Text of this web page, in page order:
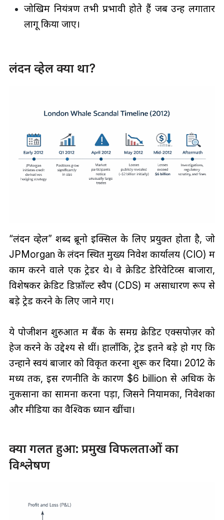
जोखिम नियंत्रण तभी प्रभावी होते हैं जब उन्हें लगातार
लागू किया जाए।
लंदन व्हेल क्या था?
“लंदन व्हेल” शब्द ब्रूनो इक्सिल के लिए प्रयुक्त होता है, जो
JPMorgan के लंदन स्थित मुख्य निवेश कार्यालय (CIO) में
काम करने वाले एक ट्रेडर थे। वे क्रेडिट डेरिवेटिव्स बाजारों,
विशेषकर क्रेडिट डिफ़ॉल्ट स्वैप (CDS) में असाधारण रूप से
बड़े ट्रेड करने के लिए जाने गए।
ये पोजीशन शुरुआत में बैंक के समग्र क्रेडिट एक्सपोज़र को
हेज करने के उद्देश्य से थीं। हालाँकि, ट्रेड इतने बड़े हो गए कि
उन्होंने स्वयं बाजार को विकृत करना शुरू कर दिया। 2012 के
मध्य तक, इस रणनीति के कारण $6 billion से अधिक के
नुकसानों का सामना करना पड़ा, जिसने नियामकों, निवेशकों
और मीडिया का वैश्विक ध्यान खींचा।
क्या गलत हुआ: प्रमुख विफलताओं का
विश्लेषण